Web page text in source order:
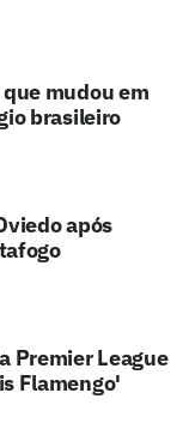
mudou em
brasileiro
após
Premier League
Flamengo'